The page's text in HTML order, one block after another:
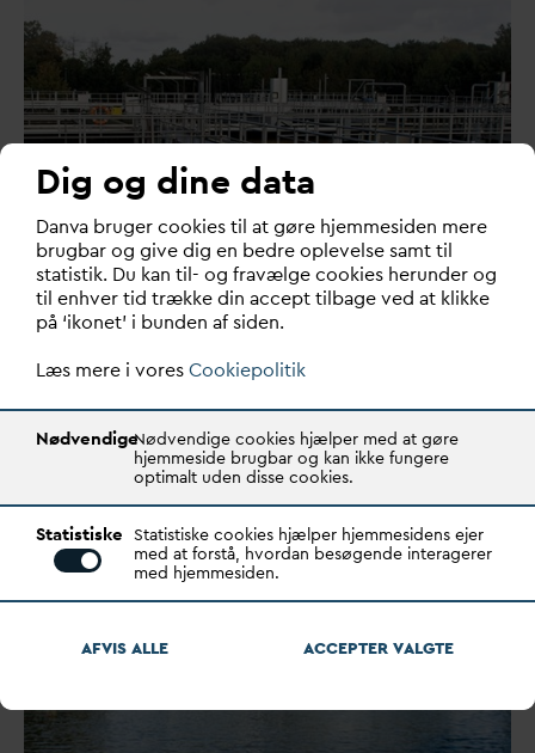
Invitation til temadag om
metantab fra biogasproduktion på
temad ag om metantab fra biogasproduktion på rens…
Dig og dine data
Danva bruger cookies til at gøre hjemmesiden mere
brugbar og give dig en bedre oplevelse samt til
statistik. Du kan til- og fravælge cookies herunder og
til enhver tid trække din accept tilbage ved at klikke
på ‘ikonet’ i bunden af siden.
Læs mere i voresCookiepolitik
NødvendigeNødvendige cookies hjælper med at gøre
hjemmeside brugbar og kan ikke fungere
optimalt uden disse cookies.
Statistiske Statistiske cookies hjælper hjemmesidens ejer
med at forstå, hvordan besøgende interagerer
med hjemmesiden.
AFVIS ALLE ACCEPTERVALGTE